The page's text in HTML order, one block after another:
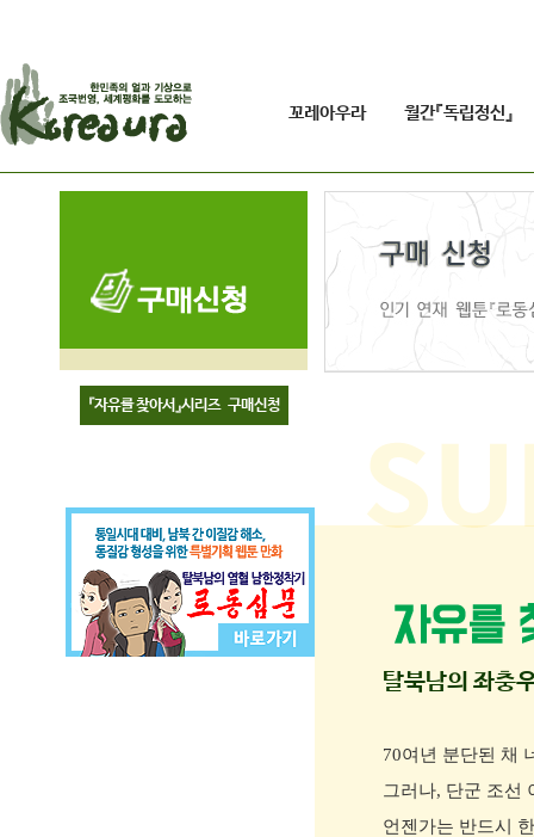
꼬레아우라 월간『독립정신』
『자유를 찾아서』시리즈 구매신청
탈북남의 좌충
70여년 분단된 채
그러나, 단군 조선
언젠가는 반드시